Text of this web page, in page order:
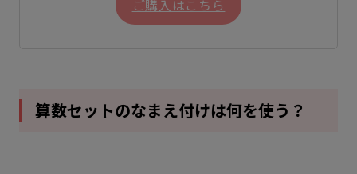
ご購入はこちら
算数セットのなまえ付けは何を使う？